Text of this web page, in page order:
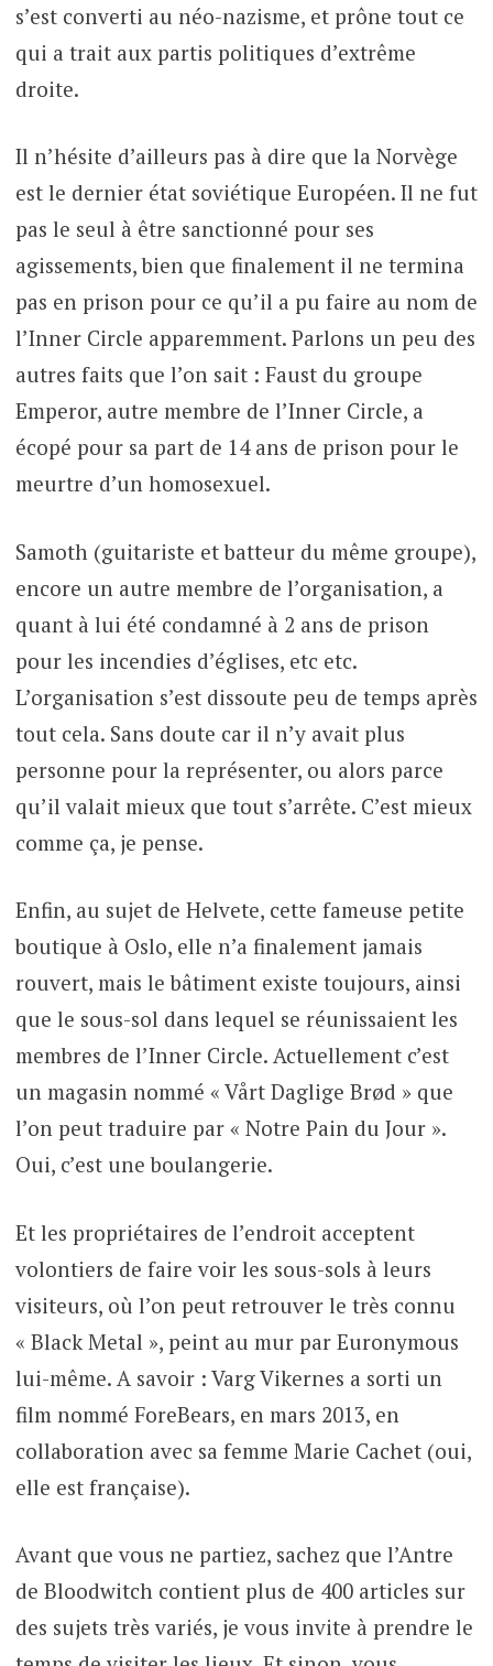
s’est converti au néo-nazisme, et prône tout ce
qui a trait aux partis politiques d’extrême
droite.
Il n’hésite d’ailleurs pas à dire que la Norvège
est le dernier état soviétique Européen. Il ne fut
pas le seul à être sanctionné pour ses
agissements, bien que finalement il ne termina
pas en prison pour ce qu’il a pu faire au nom de
l’Inner Circle apparemment. Parlons un peu des
autres faits que l’on sait : Faust du groupe
Emperor, autre membre de l’Inner Circle, a
écopé pour sa part de 14 ans de prison pour le
meurtre d’un homosexuel.
Samoth (guitariste et batteur du même groupe),
encore un autre membre de l’organisation, a
quant à lui été condamné à 2 ans de prison
pour les incendies d’églises, etc etc.
L’organisation s’est dissoute peu de temps après
tout cela. Sans doute car il n’y avait plus
personne pour la représenter, ou alors parce
qu’il valait mieux que tout s’arrête. C’est mieux
comme ça, je pense.
Enfin, au sujet de Helvete, cette fameuse petite
boutique à Oslo, elle n’a finalement jamais
rouvert, mais le bâtiment existe toujours, ainsi
que le sous-sol dans lequel se réunissaient les
membres de l’Inner Circle. Actuellement c’est
un magasin nommé « Vårt Daglige Brød » que
l’on peut traduire par « Notre Pain du Jour ».
Oui, c’est une boulangerie.
Et les propriétaires de l’endroit acceptent
volontiers de faire voir les sous-sols à leurs
visiteurs, où l’on peut retrouver le très connu
« Black Metal », peint au mur par Euronymous
lui-même. A savoir : Varg Vikernes a sorti un
film nommé ForeBears, en mars 2013, en
collaboration avec sa femme Marie Cachet (oui,
elle est française).
Avant que vous ne partiez, sachez que l’Antre
de Bloodwitch contient plus de 400 articles sur
des sujets très variés, je vous invite à prendre le